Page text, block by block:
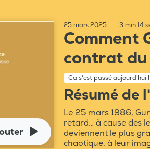
25 mars 2025 3 min 14
Comment
contrat du
Ca s'est passé aujourd'hui !
Résumé de
Le 25 mars 1986,
retard… à cause des
deviennent le plus
chaotique, à leur